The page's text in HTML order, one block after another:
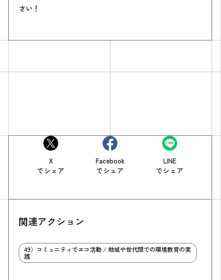
さい！
X
でシェア
Facebook
でシェア
LINE
でシェア
関連アクション
49）コミュニティでエコ活動 / 地域や世代間での環境教育の実
践